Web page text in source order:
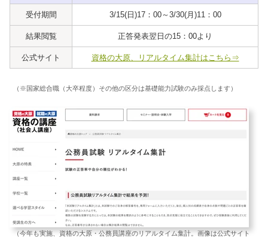
受付期間 3/15(日)17：00～3/30(月)11：00
結果閲覧 正答発表翌日の15：00より
公式サイト 資格の大原、リアルタイム集計はこちら⇒
（※国家総合職（大卒程度）その他の区分は基礎能力試験のみ採点します）
（今年も実施、資格の大原・公務員講座のリアルタイム集計。画像は公式サイト